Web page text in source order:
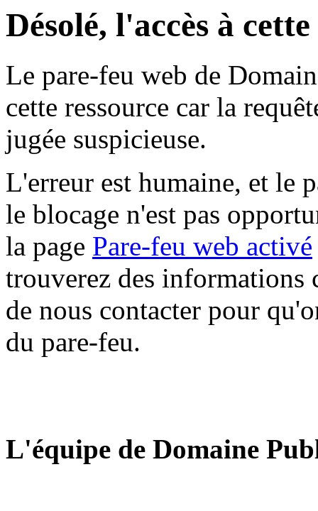
Désolé, l'accès à
Le pare-feu web de
cette ressource car la
jugée suspicieuse.
L'erreur est humaine, et le
le blocage n'est pas
la page Pare-feu web activé
trouverez des informations
de nous contacter pour
du pare-feu.
L'équipe de Domaine